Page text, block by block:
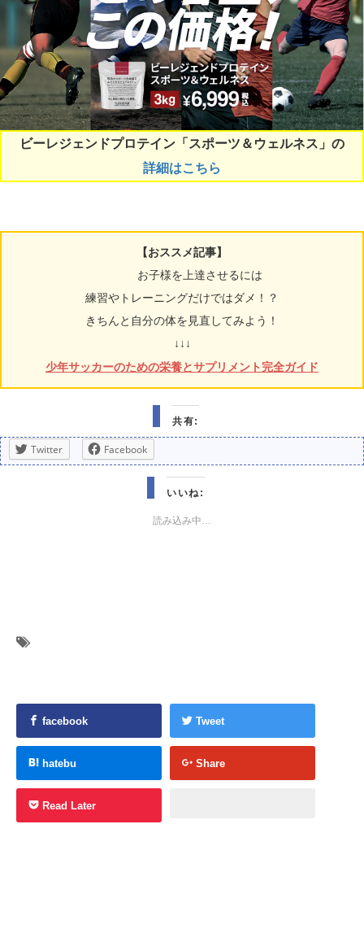
ビーレジェンドプロテイン「スポーツ＆ウェルネス」の
詳細はこちら
【おススメ記事】
お子様を上達させるには
練習やトレーニングだけではダメ！？
きちんと自分の体を見直してみよう！
↓↓↓
少年サッカーのための栄養とサプリメント完全ガイド
共有:
Twitter Facebook
いいね:
読み込み中…
facebook Tweet
hatebu Share
Read Later